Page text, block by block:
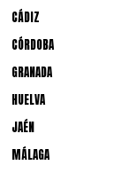
CÁDIZ
CÓRDOBA
GRANADA
HUELVA
JAÉN
MÁLAGA